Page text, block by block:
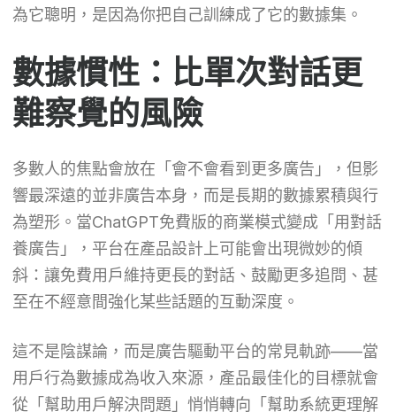
為它聰明，是因為你把自己訓練成了它的數據集。
數據慣性：比單次對話更
難察覺的風險
多數人的焦點會放在「會不會看到更多廣告」，但影
響最深遠的並非廣告本身，而是長期的數據累積與行
為塑形。當ChatGPT免費版的商業模式變成「用對話
養廣告」，平台在產品設計上可能會出現微妙的傾
斜：讓免費用戶維持更長的對話、鼓勵更多追問、甚
至在不經意間強化某些話題的互動深度。
這不是陰謀論，而是廣告驅動平台的常見軌跡——當
用戶行為數據成為收入來源，產品最佳化的目標就會
從「幫助用戶解決問題」悄悄轉向「幫助系統更理解